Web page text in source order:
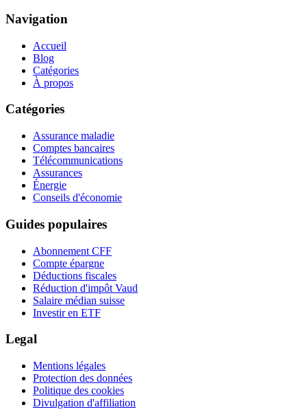
Navigation
Accueil
Blog
Catégories
À propos
Catégories
Assurance maladie
Comptes bancaires
Télécommunications
Assurances
Énergie
Conseils d'économie
Guides populaires
Abonnement CFF
Compte épargne
Déductions fiscales
Réduction d'impôt Vaud
Salaire médian suisse
Investir en ETF
Legal
Mentions légales
Protection des données
Politique des cookies
Divulgation d'affiliation